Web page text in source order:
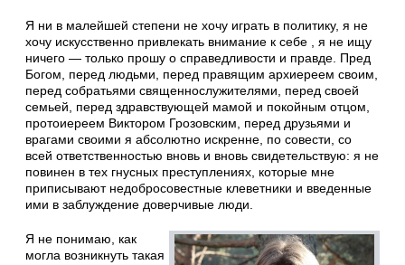
Я ни в малейшей степени не хочу играть в политику, я не
хочу искусственно привлекать внимание к себе , я не ищу
ничего — только прошу о справедливости и правде. Пред
Богом, перед людьми, перед правящим архиереем своим,
перед собратьями священнослужителями, перед своей
семьей, перед здравствующей мамой и покойным отцом,
протоиереем Виктором Грозовским, перед друзьями и
врагами своими я абсолютно искренне, по совести, со
всей ответственностью вновь и вновь свидетельствую: я не
повинен в тех гнусных преступлениях, которые мне
приписывают недобросовестные клеветники и введенные
ими в заблуждение доверчивые люди.
Я не понимаю, как
могла возникнуть такая